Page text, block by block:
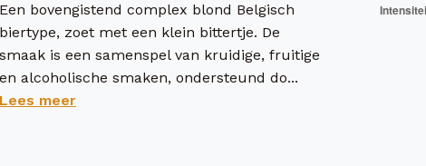
Een bovengistend complex blond Belgisch
biertype, zoet met een klein bittertje. De
smaak is een samenspel van kruidige, fruitige
en alcoholische smaken, ondersteund do...
Lees meer